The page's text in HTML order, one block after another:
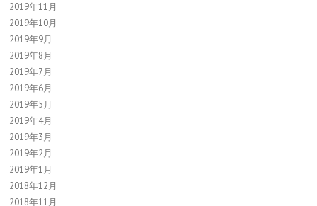
2019年11月
2019年10月
2019年9月
2019年8月
2019年7月
2019年6月
2019年5月
2019年4月
2019年3月
2019年2月
2019年1月
2018年12月
2018年11月